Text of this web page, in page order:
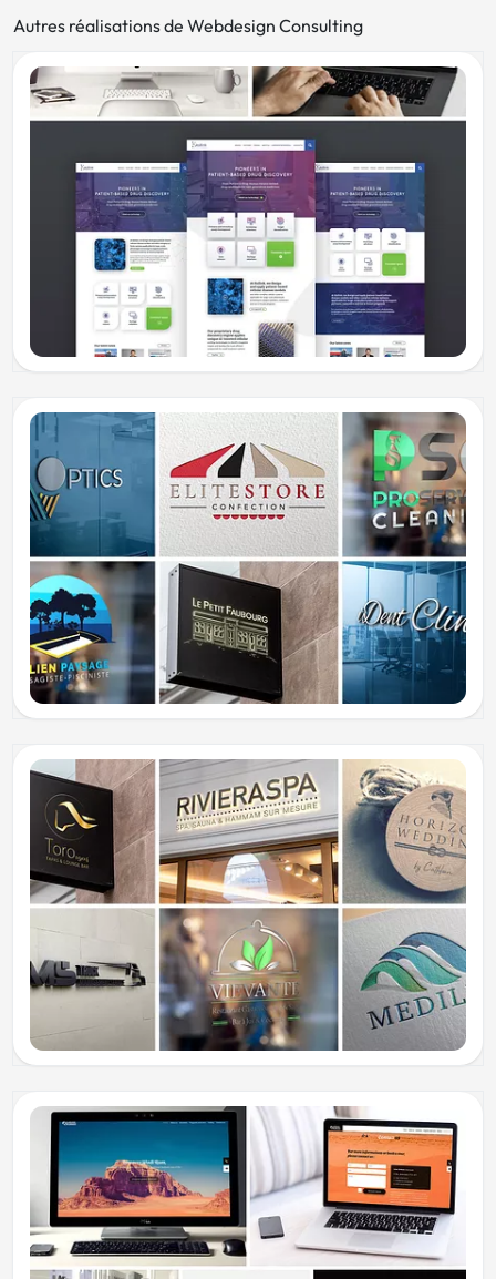
Autres réalisations de Webdesign Consulting